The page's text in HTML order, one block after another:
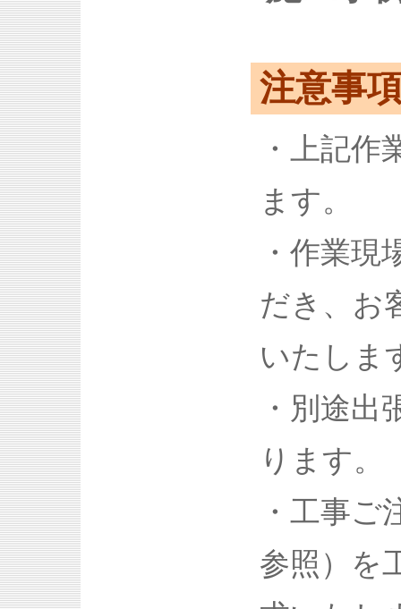
注意事
・上記作
ます。
・作業
だき、お
いたしま
・別途出
ります。
・工事ご
参照）を